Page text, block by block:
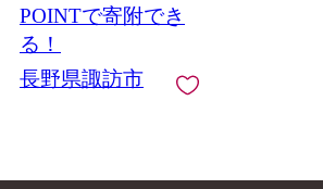
ト おすすめ日本酒 お
すすめ酒 おすすめお
酒 信州 長野県 諏訪市
諏訪 [10-36]
POINTで寄附でき
る！
長野県諏訪市